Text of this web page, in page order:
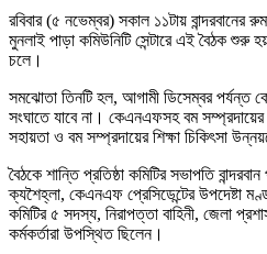
রবিবার (৫ নভেম্বর) সকাল ১১টায় বান্দরবানের
মুনলাই পাড়া কমিউনিটি সেন্টারে এই বৈঠক
চলে।
সমঝোতা তিনটি হল, আগামী ডিসেম্বর পর্যন্ত
সংঘাতে যাবে না। কেএনএফসহ বম সম্প্রদায়ের
সহায়তা ও বম সম্প্রদায়ের শিক্ষা চিকিৎসা
বৈঠকে শান্তি প্রতিষ্ঠা কমিটির সভাপতি
ক্যশৈহ্লা, কেএনএফ প্রেসিডেন্টের উপদেষ্টা
কমিটির ৫ সদস্য, নিরাপত্তা বাহিনী, জেলা
কর্মকর্তারা উপস্থিত ছিলেন।